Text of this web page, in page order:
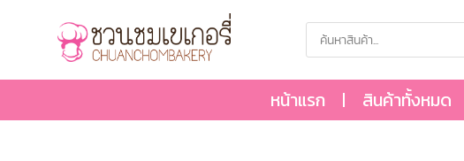
หน้าแรก สินค้าทั้งหมด